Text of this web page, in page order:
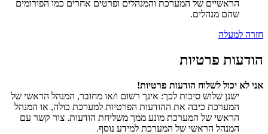
הראשיים של המערכת והמנהלים ופרטים אחרים כמו הפורומים
שהם מנהלים.
חזרה למעלה
הודעות פרטיות
אני לא יכול לשלוח הודעות פרטיות!
ישנן שלוש סיבות לכך: אינך רשום ו/או מחובר, המנהל הראשי של
המערכת כיבה את ההודעות הפרטיות למערכת כולה, או המנהל
הראשי של המערכת מונע ממך משליחת הודעות. צור קשר עם
המנהל הראשי של המערכת למידע נוסף.